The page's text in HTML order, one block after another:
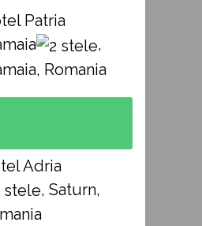
Patria
,
Romania
Adria
, Saturn,